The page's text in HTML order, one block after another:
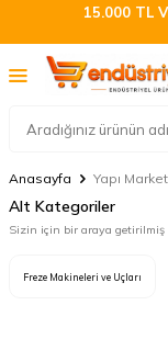
15.000 TL
Anasayfa Yapı Market
Alt Kategoriler
Sizin için bir araya getirilmiş
Freze Makineleri ve Uçları